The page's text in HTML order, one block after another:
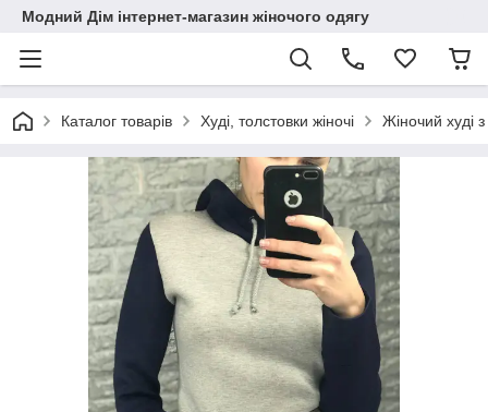
Модний Дім інтернет-магазин жіночого одягу
Каталог товарів Худі, толстовки жіночі Жіночий